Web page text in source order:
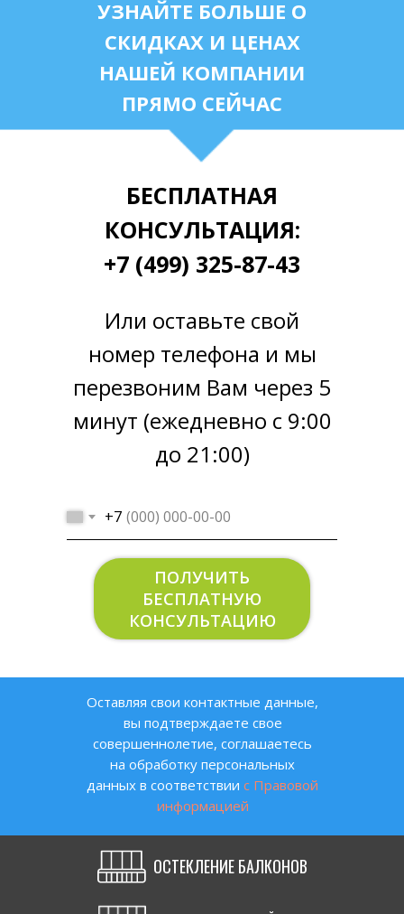
УЗНАЙТЕ БОЛЬШЕ О
СКИДКАХ И ЦЕНАХ
НАШЕЙ КОМПАНИИ
ПРЯМО СЕЙЧАС
БЕСПЛАТНАЯ
КОНСУЛЬТАЦИЯ:
+7 (499) 325-87-43
Или оставьте свой
номер телефона и мы
перезвоним Вам через 5
минут (ежедневно с 9:00
до 21:00)
+7
ПОЛУЧИТЬ
БЕСПЛАТНУЮ
КОНСУЛЬТАЦИЮ
Оставляя свои контактные данные,
вы подтверждаете свое
совершеннолетие, соглашаетесь
на обработку персональных
данных в соответствии с Правовой
информацией
ОСТЕКЛЕНИЕ БАЛКОНОВ